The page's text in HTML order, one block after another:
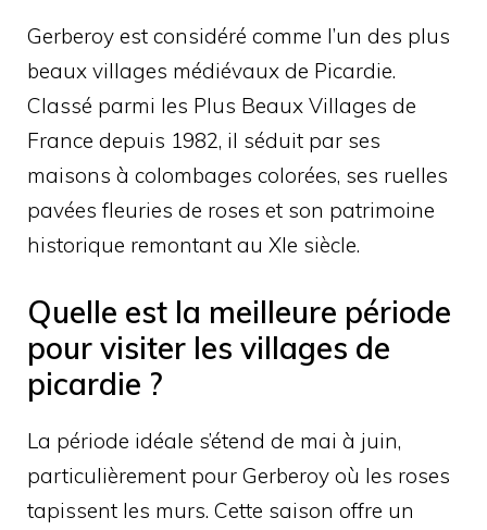
Gerberoy est considéré comme l’un des plus
beaux villages médiévaux de Picardie.
Classé parmi les Plus Beaux Villages de
France depuis 1982, il séduit par ses
maisons à colombages colorées, ses ruelles
pavées fleuries de roses et son patrimoine
historique remontant au XIe siècle.
Quelle est la meilleure période
pour visiter les villages de
picardie ?
La période idéale s’étend de mai à juin,
particulièrement pour Gerberoy où les roses
tapissent les murs. Cette saison offre un